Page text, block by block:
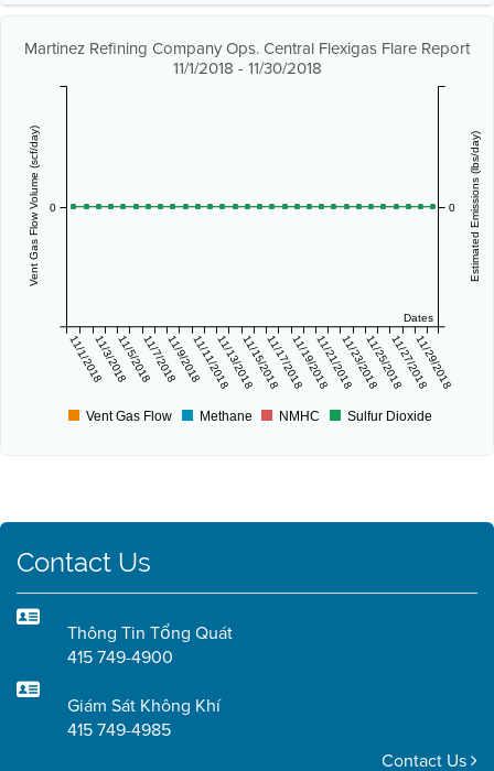
Martinez Refining Company Ops. Central Flexigas Flare Report
11/1/2018 - 11/30/2018
Dates
11/1/201811/3/201811/5/201811/7/201811/9/201811/11/201811/13/201811/15/201811/17/201811/19/201811/21/201811/23/201811/25/201811/27/201811/29/2018
Vent Gas Flow Volume (scf/day) 0 Estimated Emissions (lbs/day)
0
Vent Gas Flow Methane NMHC Sulfur Dioxide
Contact Us
Thông Tin Tổng Quát
415 749-4900
Giám Sát Không Khí
415 749-4985
Contact Us